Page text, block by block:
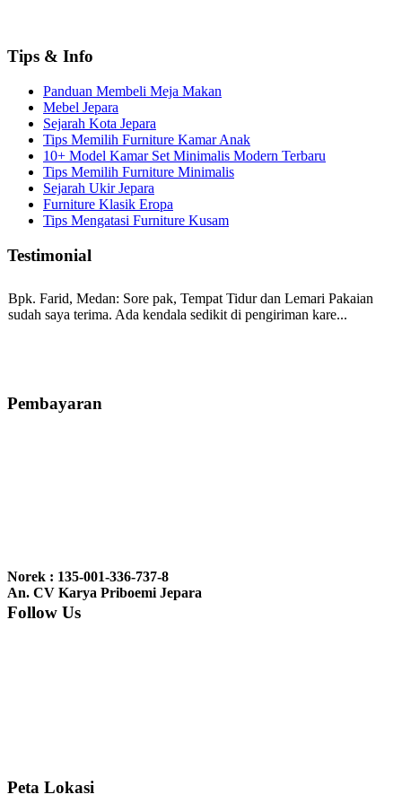
Tips & Info
Panduan Membeli Meja Makan
Mebel Jepara
Sejarah Kota Jepara
Tips Memilih Furniture Kamar Anak
10+ Model Kamar Set Minimalis Modern Terbaru
Tips Memilih Furniture Minimalis
Sejarah Ukir Jepara
Furniture Klasik Eropa
Tips Mengatasi Furniture Kusam
Testimonial
Bpk. Farid, Medan: Sore pak, Tempat Tidur dan Lemari Pakaian
sudah saya terima. Ada kendala sedikit di pengiriman kare...
bale2 dan kursi teras saya sudah saya terima dan p...
nyesel deh beli geby...
Pembayaran
Norek : 135-001-336-737-8
An. CV Karya Priboemi Jepara
Follow Us
Peta Lokasi